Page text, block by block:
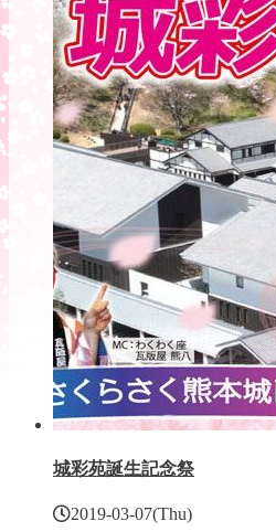
城彩苑誕生記念祭
2019-03-07(Thu)